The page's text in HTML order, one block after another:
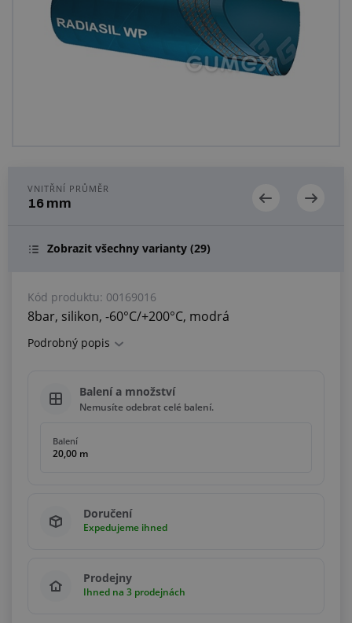
Další pryžové a plastové výrobky
Centrum poptávek
VNITŘNÍ PRŮMĚR
16 mm
Zobrazit všechny varianty (29)
Kód produktu: 00169016
8bar, silikon, -60°C/+200°C, modrá
Podrobný popis
Balení a množství
Nemusíte odebrat celé balení.
Balení
20,00 m
Doručení
Expedujeme ihned
Prodejny
Ihned na 3 prodejnách